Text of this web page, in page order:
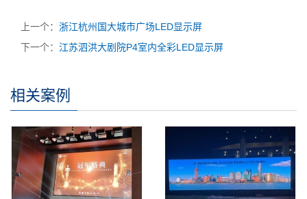
上一个： 浙江杭州国大城市广场LED显示屏
下一个： 江苏泗洪大剧院P4室内全彩LED显示屏
相关案例